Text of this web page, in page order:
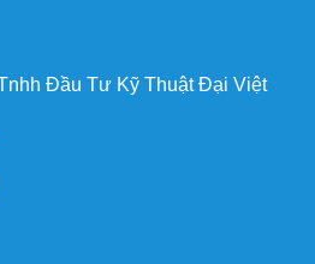
Đầu Tư Kỹ Thuật Đại Việt